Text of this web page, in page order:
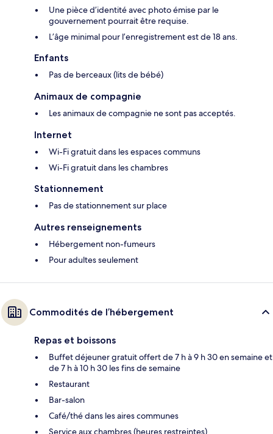
Une pièce d’identité avec photo émise par le
gouvernement pourrait être requise.
L’âge minimal pour l’enregistrement est de 18 ans.
Enfants
Pas de berceaux (lits de bébé)
Animaux de compagnie
Les animaux de compagnie ne sont pas acceptés.
Internet
Wi-Fi gratuit dans les espaces communs
Wi-Fi gratuit dans les chambres
Stationnement
Pas de stationnement sur place
Autres renseignements
Hébergement non-fumeurs
Pour adultes seulement
Commodités de l’hébergement
Repas et boissons
Buffet déjeuner gratuit offert de 7 h à 9 h 30 en semaine et
de 7 h à 10 h 30 les fins de semaine
Restaurant
Bar-salon
Café/thé dans les aires communes
Service aux chambres (heures restreintes)